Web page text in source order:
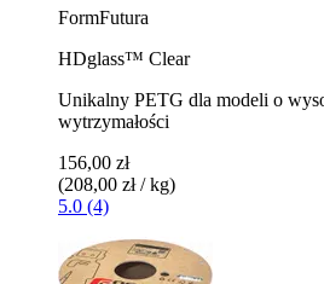
FormFutura
HDglass™ Clear
Unikalny PETG dla modeli o
wytrzymałości
156,00 zł
(208,00 zł / kg)
5.0 (4)